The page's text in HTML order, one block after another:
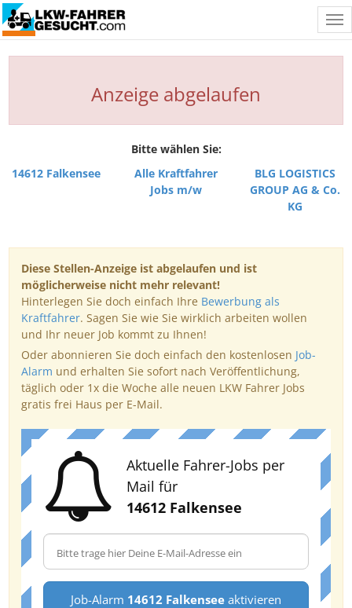
Anzeige abgelaufen
Bitte wählen Sie:
14612 Falkensee
Alle Kraftfahrer
Jobs m/w
BLG LOGISTICS
GROUP AG & Co.
KG
Diese Stellen-Anzeige ist abgelaufen und ist
möglicherweise nicht mehr relevant!
Hinterlegen Sie doch einfach Ihre Bewerbung als
Kraftfahrer. Sagen Sie wie Sie wirklich arbeiten wollen
und Ihr neuer Job kommt zu Ihnen!
Oder abonnieren Sie doch einfach den kostenlosen Job-
Alarm und erhalten Sie sofort nach Veröffentlichung,
täglich oder 1x die Woche alle neuen LKW Fahrer Jobs
gratis frei Haus per E-Mail.
Aktuelle Fahrer-Jobs per
Mail für
14612 Falkensee
Job-Alarm 14612 Falkensee aktivieren